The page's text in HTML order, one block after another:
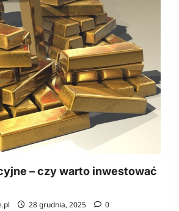
– czy warto inwestować
28 grudnia, 2025 0